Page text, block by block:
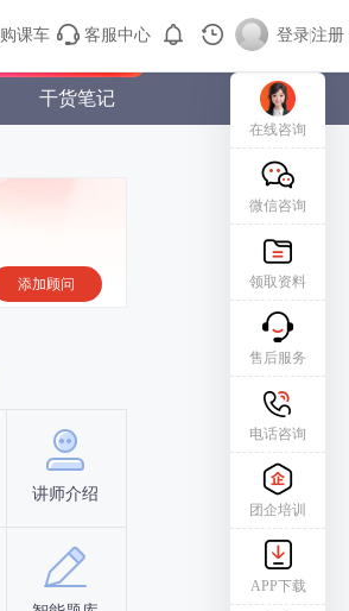
登录/注册
购课车 客服中心 登录|注册
干货笔记
添加顾问
讲师介绍 报名时间
在线咨询
微信咨询
领取资料
售后服务
电话咨询
团企培训
APP下载